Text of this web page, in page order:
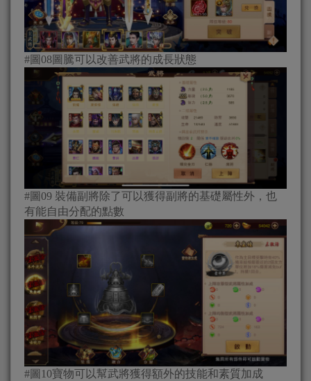
#圖08圖騰可以改善武將的成長狀態
#圖09 裝備副將除了可以獲得副將的基礎屬性外，也
有能自由分配的點數
#圖10寶物可以幫武將獲得額外的技能和素質加成